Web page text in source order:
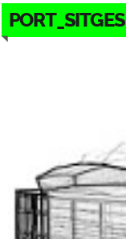
PORT_SITGES